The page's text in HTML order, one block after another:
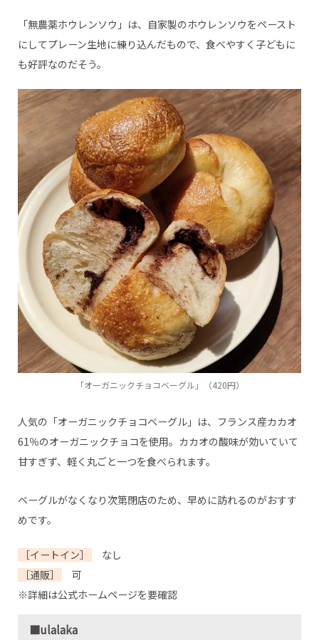
「無農薬ホウレンソウ」は、自家製のホウレンソウをペースト
にしてプレーン生地に練り込んだもので、食べやすく子どもに
も好評なのだそう。
「オーガニックチョコベーグル」（420円）
人気の「オーガニックチョコベーグル」は、フランス産カカオ
61％のオーガニックチョコを使用。カカオの酸味が効いていて
甘すぎず、軽く丸ごと一つを食べられます。
ベーグルがなくなり次第閉店のため、早めに訪れるのがおすす
めです。
［イートイン］
なし
［通販］
可
※詳細は公式ホームページを要確認
■ulalaka